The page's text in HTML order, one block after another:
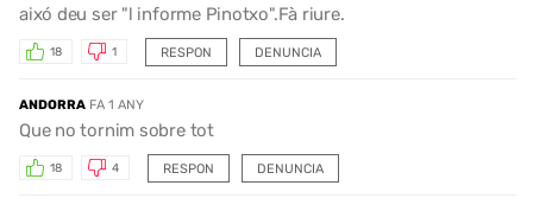
aixó deu ser "l informe Pinotxo".Fà riure.
RESPON
18 1 DENUNCIA
ANDORRA FA 1 ANY
Que no tornim sobre tot
RESPON
18 4 DENUNCIA